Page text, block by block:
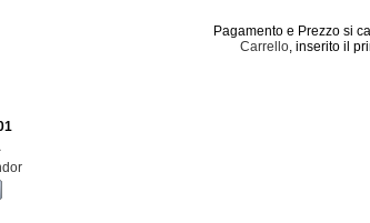
Pagamento e Prezzo si
Carrello, inserito il